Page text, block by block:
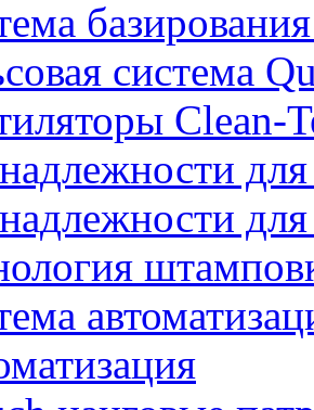
система
Clean-
для